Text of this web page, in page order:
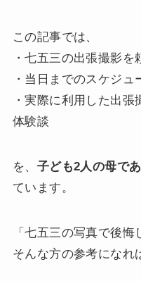
この記事では、
・七五三の出張撮影を
・当日までのスケジュ
・実際に利用した出
体験談
を、 子ども2人の母で
ています。
「七五三の写真で後悔
そんな方の参考になれ